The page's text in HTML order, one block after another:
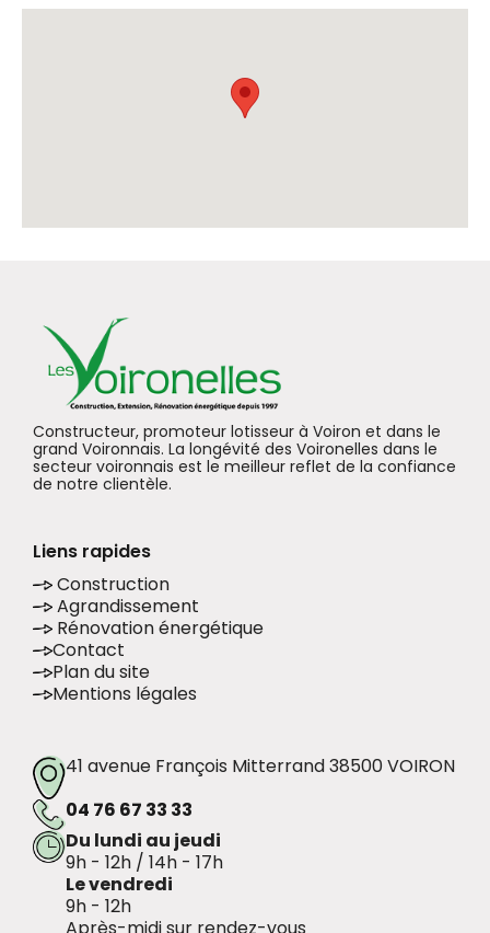
Constructeur, promoteur lotisseur à Voiron et dans le
grand Voironnais. La longévité des Voironelles dans le
secteur voironnais est le meilleur reflet de la confiance
de notre clientèle.
Liens rapides
Construction
Agrandissement
Rénovation énergétique
Contact
Plan du site
Mentions légales
41 avenue François Mitterrand 38500 VOIRON
04 76 67 33 33
Du lundi au jeudi
9h - 12h / 14h - 17h
Le vendredi
9h - 12h